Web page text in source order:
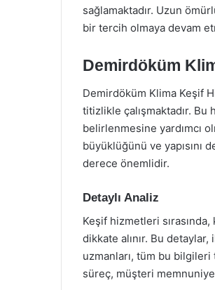
sağlamaktadır. Uzun
bir tercih olmaya devam
Demirdöküm
Demirdöküm Klima Keşif
titizlikle çalışmaktadır. Bu
belirlenmesine yardımcı
büyüklüğünü ve yapısını
derece önemlidir.
Detaylı Analiz
Keşif hizmetleri
dikkate alınır. Bu
uzmanları, tüm bu
süreç, müşteri